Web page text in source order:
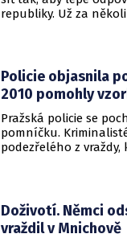
republiky. Už za
Policie objasnila
2010 pomohly
Pražská policie se
pomníčku.
podezřelého z
Doživotí. Němci
vraždil v Mnichově